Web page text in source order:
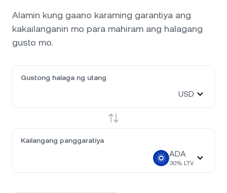
Alamin kung gaano karaming garantiya ang
kakailanganin mo para mahiram ang halagang
gusto mo.
Gustong halaga ng utang
USD
Kailangang panggaratiya
ADA
30% LTV